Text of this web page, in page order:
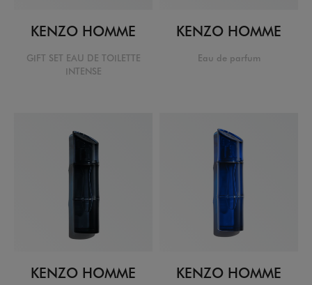
KENZO HOMME
GIFT SET EAU DE TOILETTE
INTENSE
KENZO HOMME
Eau de parfum
KENZO HOMME KENZO HOMME